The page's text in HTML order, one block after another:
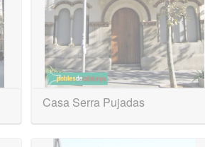
Casa Serra Pujadas